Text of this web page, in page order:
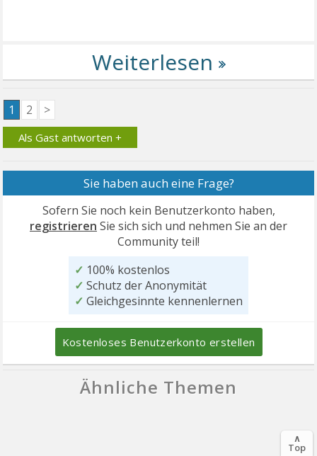
1 2 >
Als Gast antworten +
Sie haben auch eine Frage?
Sofern Sie noch kein Benutzerkonto haben,
registrieren Sie sich sich und nehmen Sie an der
Community teil!
✓ 100% kostenlos
✓ Schutz der Anonymität
✓ Gleichgesinnte kennenlernen
Kostenloses Benutzerkonto erstellen
Ähnliche Themen
∧
Top